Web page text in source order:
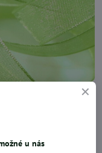
škálu uplatnenia.
u nás